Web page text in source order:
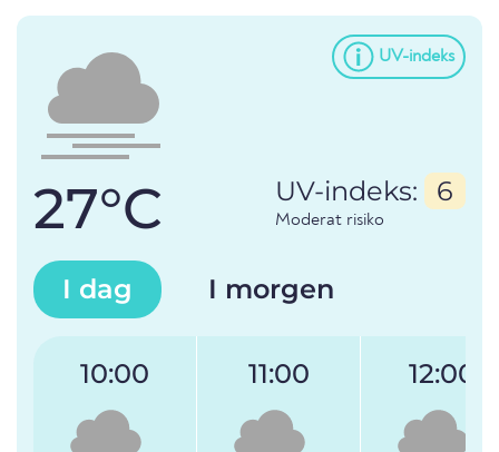
UV-indeks
27°C UV-indeks: 6
Moderat risiko
I dag I morgen
10:00 11:00 12:00